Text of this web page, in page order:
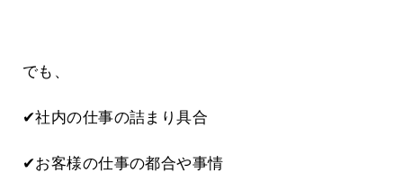
でも、
✔社内の仕事の詰まり具合
✔お客様の仕事の都合や事情